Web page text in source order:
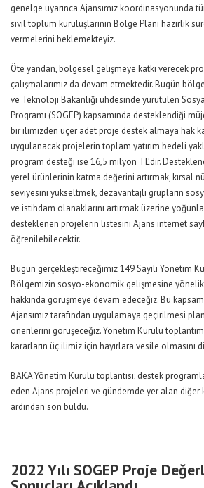
genelge uyarınca Ajansımız koordinasyonunda
sivil toplum kuruluşlarının Bölge Planı hazırlık
vermelerini beklemekteyiz.
Öte yandan, bölgesel gelişmeye katkı verecek
çalışmalarımız da devam etmektedir. Bugün
ve Teknoloji Bakanlığı uhdesinde yürütülen
Programı (SOGEP) kapsamında desteklendiği
bir ilimizden üçer adet proje destek almaya hak
uygulanacak projelerin toplam yatırım bedeli
program desteği ise 16,5 milyon TL’dir.
yerel ürünlerinin katma değerini artırmak, kırsal
seviyesini yükseltmek, dezavantajlı grupların
ve istihdam olanaklarını artırmak üzerine
desteklenen projelerin listesini Ajans internet
öğrenilebilecektir.
Bugün gerçekleştireceğimiz 149 Sayılı Yönetim
Bölgemizin sosyo-ekonomik gelişmesine yönelik
hakkında görüşmeye devam edeceğiz. Bu
Ajansımız tarafından uygulamaya geçirilmesi
önerilerini görüşeceğiz. Yönetim Kurulu
kararların üç ilimiz için hayırlara vesile olmasını
BAKA Yönetim Kurulu toplantısı; destek
eden Ajans projeleri ve gündemde yer alan diğer
ardından son buldu.
2022 Yılı SOGEP Proje